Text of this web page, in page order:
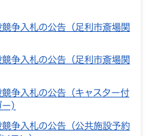
争入札の公告（足利市斎場関
争入札の公告（足利市斎場関
争入札の公告（キャスター付
ー)
争入札の公告（公共施設予約